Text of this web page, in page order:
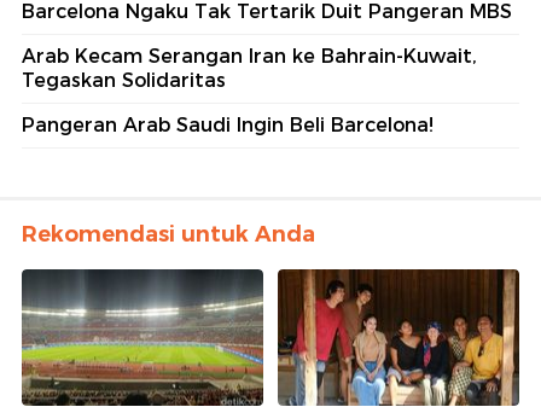
Barcelona Ngaku Tak Tertarik Duit Pangeran MBS
Arab Kecam Serangan Iran ke Bahrain-Kuwait,
Tegaskan Solidaritas
Pangeran Arab Saudi Ingin Beli Barcelona!
Rekomendasi untuk Anda